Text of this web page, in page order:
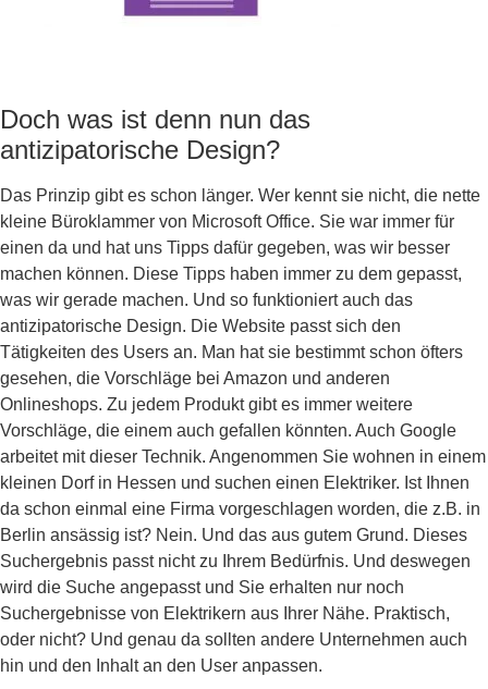
Doch was ist denn nun das
antizipatorische Design?
Das Prinzip gibt es schon länger. Wer kennt sie nicht, die nette
kleine Büroklammer von Microsoft Office. Sie war immer für
einen da und hat uns Tipps dafür gegeben, was wir besser
machen können. Diese Tipps haben immer zu dem gepasst,
was wir gerade machen. Und so funktioniert auch das
antizipatorische Design. Die Website passt sich den
Tätigkeiten des Users an. Man hat sie bestimmt schon öfters
gesehen, die Vorschläge bei Amazon und anderen
Onlineshops. Zu jedem Produkt gibt es immer weitere
Vorschläge, die einem auch gefallen könnten. Auch Google
arbeitet mit dieser Technik. Angenommen Sie wohnen in einem
kleinen Dorf in Hessen und suchen einen Elektriker. Ist Ihnen
da schon einmal eine Firma vorgeschlagen worden, die z.B. in
Berlin ansässig ist? Nein. Und das aus gutem Grund. Dieses
Suchergebnis passt nicht zu Ihrem Bedürfnis. Und deswegen
wird die Suche angepasst und Sie erhalten nur noch
Suchergebnisse von Elektrikern aus Ihrer Nähe. Praktisch,
oder nicht? Und genau da sollten andere Unternehmen auch
hin und den Inhalt an den User anpassen.